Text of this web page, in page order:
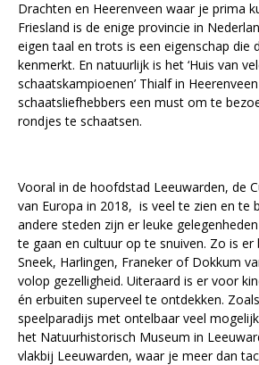
Drachten en Heerenveen waar je prima
Friesland is de enige provincie in
eigen taal en trots is een eigenschap die
kenmerkt. En natuurlijk is het ‘Huis van
schaatskampioenen’ Thialf in
schaatsliefhebbers een must om te
rondjes te schaatsen.
Vooral in de hoofdstad Leeuwarden, de
van Europa in 2018, is veel te zien en te
andere steden zijn er leuke
te gaan en cultuur op te snuiven. Zo is er
Sneek, Harlingen, Franeker of Dokkum
volop gezelligheid. Uiteraard is er voor
én erbuiten superveel te ontdekken.
speelparadijs met ontelbaar veel
het Natuurhistorisch Museum in
vlakbij Leeuwarden, waar je meer dan